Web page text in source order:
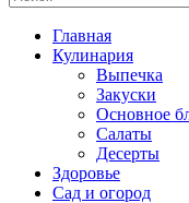
Главная
Кулинария
Выпечка
Закуски
Основное
Салаты
Десерты
Здоровье
Сад и огород